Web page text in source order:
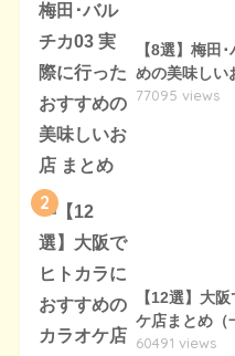
【8選】梅田
めの美味しい
77095 views
2
【12選】大
ケ店まとめ（
60491 views